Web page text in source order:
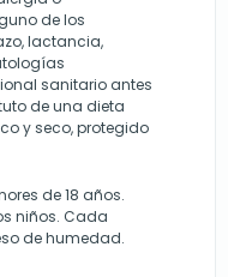
de los
lactancia,
sanitario antes
de una dieta
y seco, protegido
de 18 años.
niños. Cada
de humedad.